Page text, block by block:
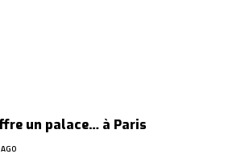
un palace… à Paris